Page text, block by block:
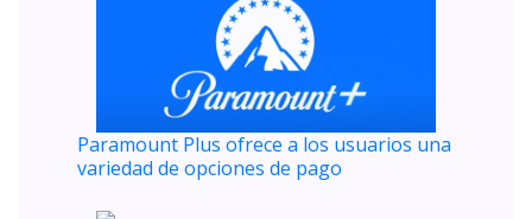
Paramount Plus ofrece a los usuarios una
variedad de opciones de pago